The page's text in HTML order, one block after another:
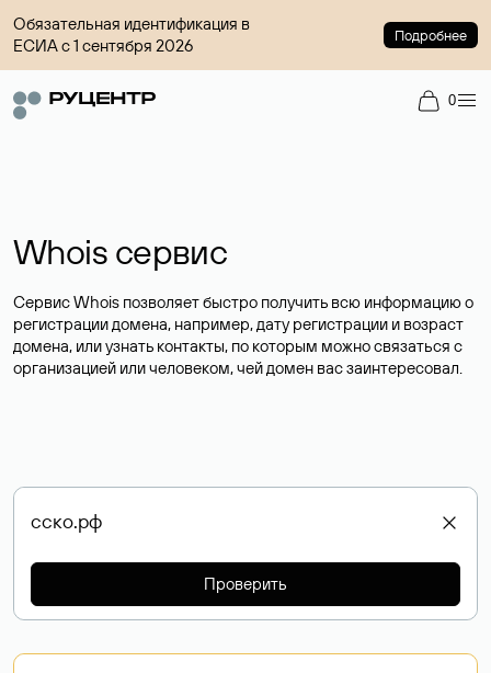
Обязательная идентификация в
ЕСИА с 1 сентября 2026
Подробнее
0
Whois сервис
Сервис Whois позволяет быстро получить всю информацию о
регистрации домена, например, дату регистрации и возраст
домена, или узнать контакты, по которым можно связаться с
организацией или человеком, чей домен вас заинтересовал.
Проверить